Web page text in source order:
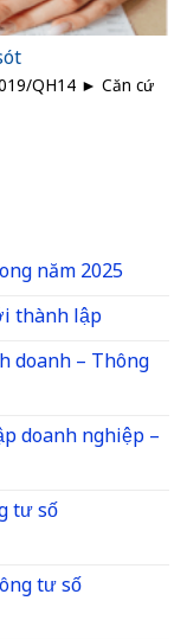
QH14 ► Căn cứ
năm 2025
thành lập
doanh – Thông
doanh nghiệp –
tư số
tư số